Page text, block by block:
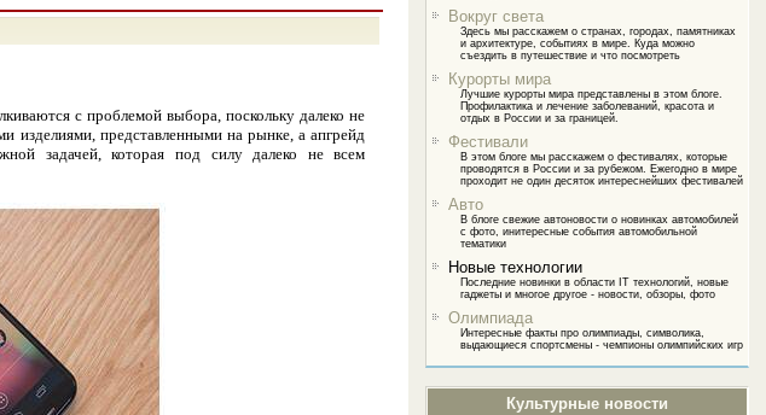
Вокруг света
Здесь мы расскажем о странах, городах, памятниках
и архитектуре, событиях в мире. Куда можно
съездить в путешествие и что посмотреть
Курорты мира
Лучшие курорты мира представлены в этом блоге.
Профилактика и лечение заболеваний, красота и
отдых в России и за границей.
Фестивали
В этом блоге мы расскажем о фестивалях, которые
проводятся в России и за рубежом. Ежегодно в мире
проходит не один десяток интереснейших фестивалей
Авто
В блоге свежие автоновости о новинках автомобилей
с фото, инитересные события автомобильной
тематики
Новые технологии
Последние новинки в области IT технологий, новые
гаджеты и многое другое - новости, обзоры, фото
Олимпиада
Интересные факты про олимпиады, символика,
выдающиеся спортсмены - чемпионы олимпийских игр
Культурные новости
с проблемой выбора, поскольку далеко не
изделиями, представленными на рынке, а апгрейд
задачей, которая под силу далеко не всем